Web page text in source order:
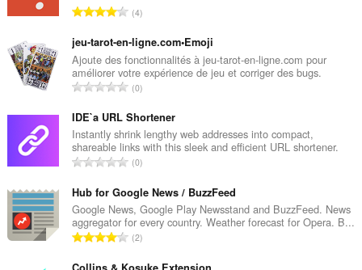
T
t
a
l
e
a
l
w
u
r
d
e
a
4
jeu-tarot-en-ligne.com•Emoji
Ajoute des fonctionnalités à jeu-tarot-en-ligne.com pour
améliorer votre expérience de jeu et corriger des bugs.
T
t
a
l
e
a
l
w
u
r
0
IDE`a URL Shortener
Instantly shrink lengthy web addresses into compact,
shareable links with this sleek and efficient URL shortener.
T
t
a
l
e
0
Hub for Google News / BuzzFeed
Google News, Google Play Newsstand and BuzzFeed. News
aggregator for every country. Weather forecast for Opera. B...
T2